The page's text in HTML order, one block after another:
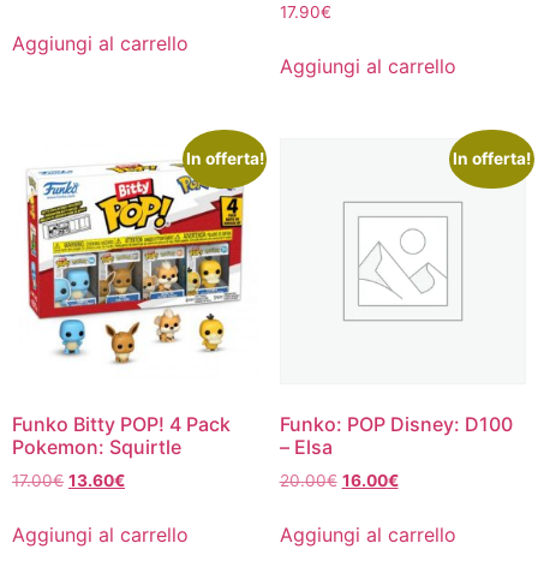
originale
era:
attuale
Aggiungi al carrello
17.90€
Aggiungi al carrello
In offerta!
Funko Bitty POP! 4 Pack
Pokemon: Squirtle
17.00€ Il
originale
era:
13.60€Il
attuale
Aggiungi al carrello
In offerta!
Funko: POP Disney: D100
– Elsa
20.00€ Il
originale
era:
16.00€Il
attuale
Aggiungi al carrello